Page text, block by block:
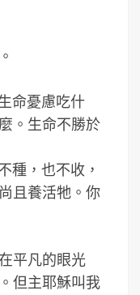
命憂慮吃什
。生命不勝於
種，也不收，
且養活牠。你
平凡的眼光
但主耶穌叫我